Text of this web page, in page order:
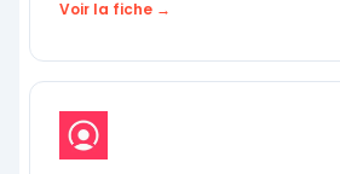
Voir la fiche →